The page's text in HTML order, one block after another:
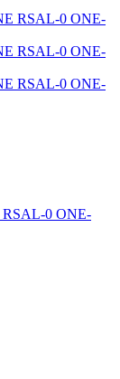
RSAL-0 ONE-